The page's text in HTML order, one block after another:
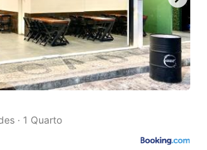
· 1 Quarto